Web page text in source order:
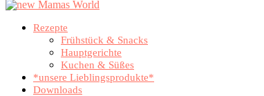
Rezepte
Frühstück & Snacks
Hauptgerichte
Kuchen & Süßes
*unsere Lieblingsprodukte*
Downloads